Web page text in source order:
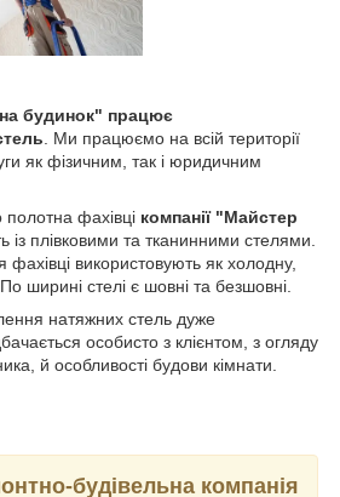
будинок" працює
. Ми працюємо на всій території
як фізичним, так і юридичним
фахівці компанії "Майстер
із плівковими та тканинними стелями.
використовують як холодну,
ширині стелі є шовні та безшовні.
натяжних стель дуже
особисто з клієнтом, з огляду
й особливості будови кімнати.
будівельна компанія